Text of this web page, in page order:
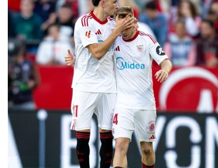
Alberto Flores, muy cerca de convertirse en nuevo
jugador del Granada CF
El Granada negocia con el Sevilla FC por Alberto
Flores
El Sevilla continúa con despidos y rechaza una
oferta de 420 millones por el club
El Sevilla mueve ficha por Robbie Ure: la opción 'A'
para el ataque nervionense
Crónica Pretemporada | Real Madrid 2-4 Sevilla FC
Femenino